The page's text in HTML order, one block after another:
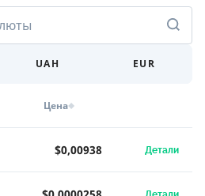
UAH EUR
Цена
$0,00938 Детали